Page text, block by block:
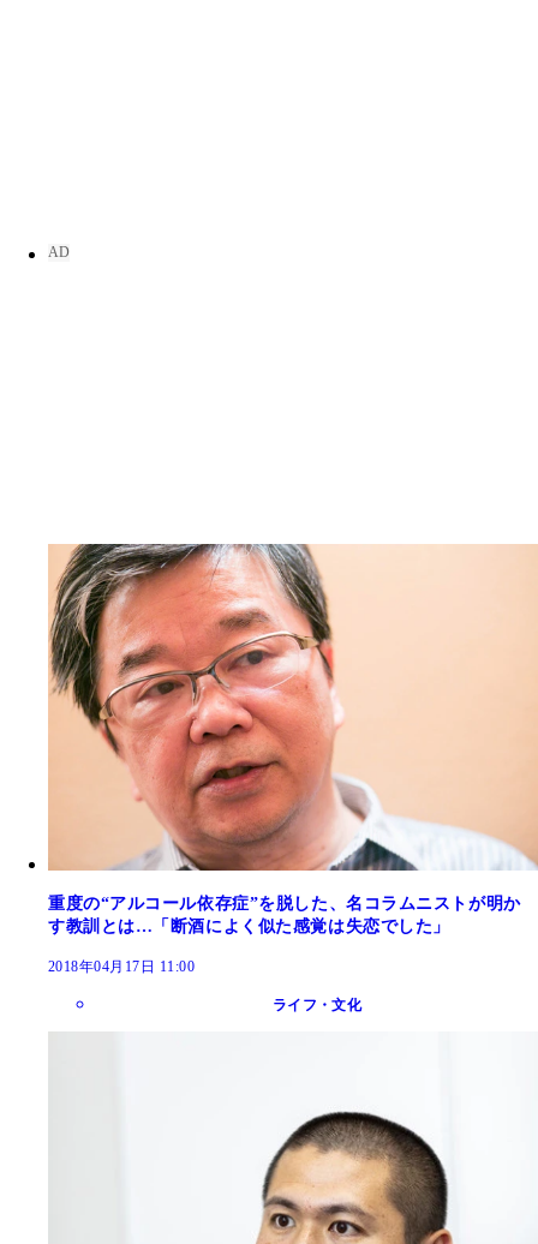
重度の“アルコール依存症”を脱した、名コラムニストが明か
す教訓とは…「断酒によく似た感覚は失恋でした」
2018年04月17日 11:00
ライフ・文化